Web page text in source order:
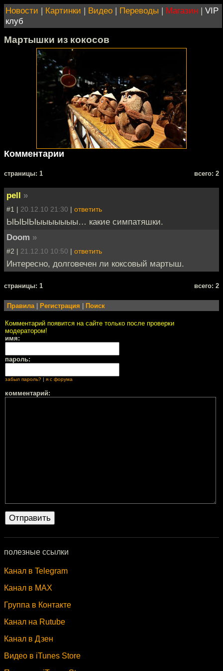
Новости | Картинки | Видео | Переводы | Магазин | VIP
клуб
Мартышки из кокосов
Комментарии
cтраницы: 1 всего: 2
pell »
#1 | 20.12.10 21:30 | ответить
ЫЫЫЫыыыыыыы… какие симпатяшки.
Doom »
#2 | 21.12.10 10:50 | ответить
Интересно, долговечен ли коксовый мартыш.
cтраницы: 1 всего: 2
Правила Регистрация Поиск
Комментарий появится на сайте только после проверки
модератором!
имя:
пароль:
забыл пароль? | я с форума
комментарий:
полезные ссылки
Канал в Telegram
Канал в MAX
Группа в Контакте
Канал на Rutube
Канал в Дзен
Видео в iTunes Store